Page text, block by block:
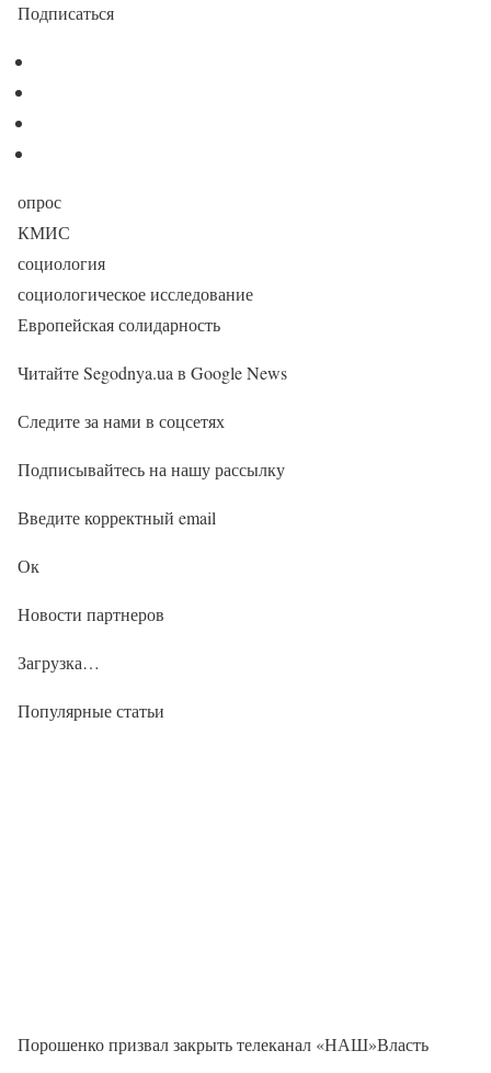
Подписаться
опрос
КМИС
социология
социологическое исследование
Европейская солидарность
Читайте Segodnya.ua в Google News
Следите за нами в соцсетях
Подписывайтесь на нашу рассылку
Введите корректный email
Ок
Новости партнеров
Загрузка…
Популярные статьи
Порошенко призвал закрыть телеканал «НАШ»Власть